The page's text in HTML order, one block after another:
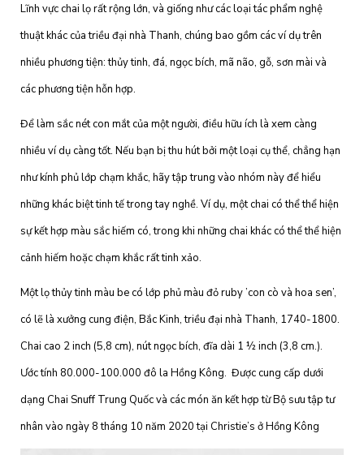
Lĩnh vực chai lọ rất rộng lớn, và giống như các loại tác phẩm nghệ
thuật khác của triều đại nhà Thanh, chúng bao gồm các ví dụ trên
nhiều phương tiện: thủy tinh, đá, ngọc bích, mã não, gỗ, sơn mài và
các phương tiện hỗn hợp.
Để làm sắc nét con mắt của một người, điều hữu ích là xem càng
nhiều ví dụ càng tốt. Nếu bạn bị thu hút bởi một loại cụ thể, chẳng hạn
như kính phủ lớp chạm khắc, hãy tập trung vào nhóm này để hiểu
những khác biệt tinh tế trong tay nghề. Ví dụ, một chai có thể thể hiện
sự kết hợp màu sắc hiếm có, trong khi những chai khác có thể thể hiện
cảnh hiếm hoặc chạm khắc rất tinh xảo.
Một lọ thủy tinh màu be có lớp phủ màu đỏ ruby ​​’con cò và hoa sen’,
có lẽ là xưởng cung điện, Bắc Kinh, triều đại nhà Thanh, 1740-1800.
Chai cao 2 inch (5,8 cm), nút ngọc bích, đĩa dài 1 ½ inch (3,8 cm.).
Ước tính 80.000-100.000 đô la Hồng Kông. Được cung cấp dưới
dạng Chai Snuff Trung Quốc và các món ăn kết hợp từ Bộ sưu tập tư
nhân vào ngày 8 tháng 10 năm 2020 tại Christie’s ở Hồng Kông